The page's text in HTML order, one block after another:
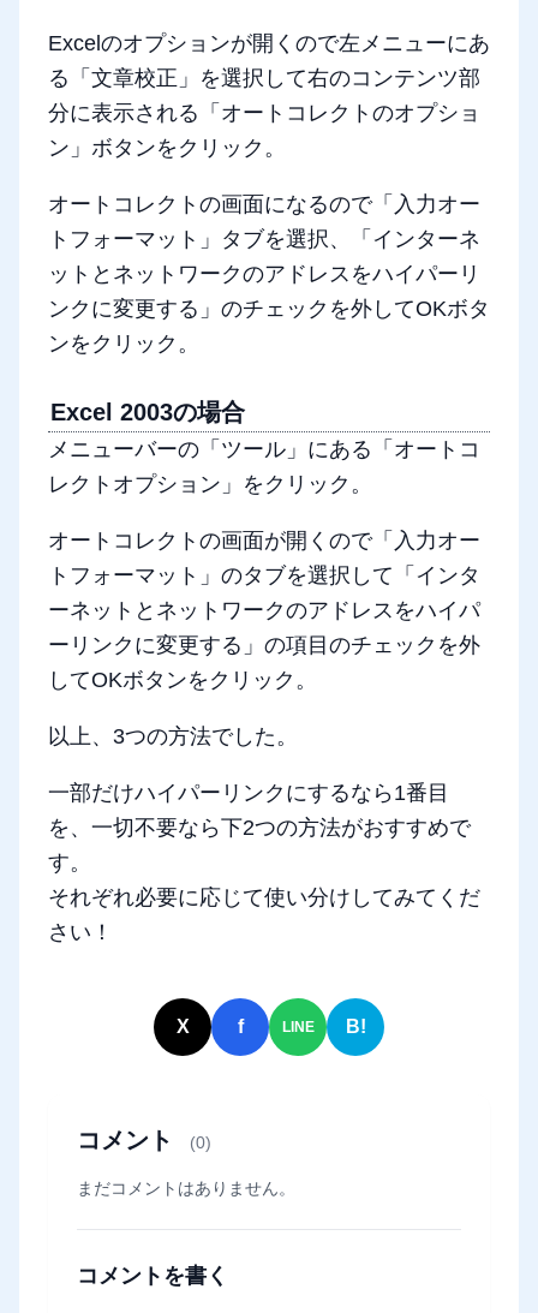
Excelのオプションが開くので左メニューにあ
る「文章校正」を選択して右のコンテンツ部
分に表示される「オートコレクトのオプショ
ン」ボタンをクリック。
オートコレクトの画面になるので「入力オー
トフォーマット」タブを選択、「インターネ
ットとネットワークのアドレスをハイパーリ
ンクに変更する」のチェックを外してOKボタ
ンをクリック。
Excel 2003の場合
メニューバーの「ツール」にある「オートコ
レクトオプション」をクリック。
オートコレクトの画面が開くので「入力オー
トフォーマット」のタブを選択して「インタ
ーネットとネットワークのアドレスをハイパ
ーリンクに変更する」の項目のチェックを外
してOKボタンをクリック。
以上、3つの方法でした。
一部だけハイパーリンクにするなら1番目
を、一切不要なら下2つの方法がおすすめで
す。
それぞれ必要に応じて使い分けしてみてくだ
さい！
X f LINE B!
コメント (0)
まだコメントはありません。
コメントを書く